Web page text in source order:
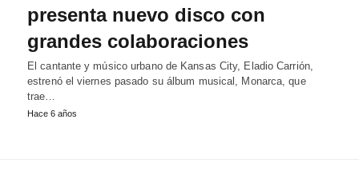
presenta nuevo disco con
grandes colaboraciones
El cantante y músico urbano de Kansas City, Eladio Carrión,
estrenó el viernes pasado su álbum musical, Monarca, que
trae…
Hace 6 años